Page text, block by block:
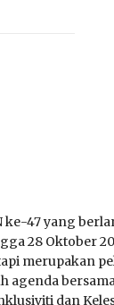
ke-47 yang
28 Oktober
merupakan
agenda
dan